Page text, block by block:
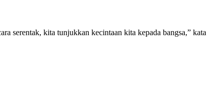
serentak, kita tunjukkan kecintaan kita kepada bangsa,” kata